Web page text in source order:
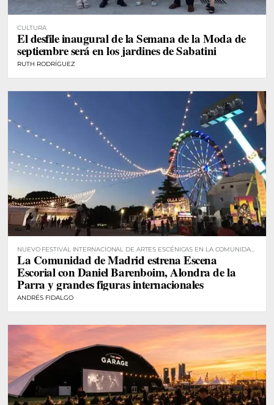
CULTURA
El desfile inaugural de la Semana de la Moda de
septiembre será en los jardines de Sabatini
RUTH RODRÍGUEZ
NUEVO FESTIVAL INTERNACIONAL DE ARTES ESCÉNICAS EN LA COMUNIDAD
DE MADRID
La Comunidad de Madrid estrena Escena
Escorial con Daniel Barenboim, Alondra de la
Parra y grandes figuras internacionales
ANDRÉS FIDALGO